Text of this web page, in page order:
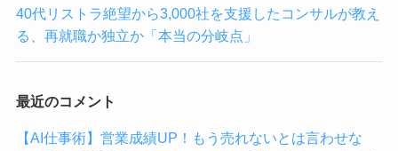
40代リストラ絶望から3,000社を支援したコンサルが教え
る、再就職か独立か「本当の分岐点」
最近のコメント
【AI仕事術】営業成績UP！もう売れないとは言わせな